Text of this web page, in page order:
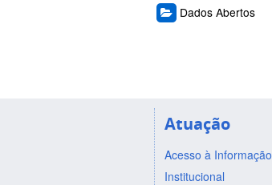
Dados Abertos
Atuação
Acesso à Informação
Institucional